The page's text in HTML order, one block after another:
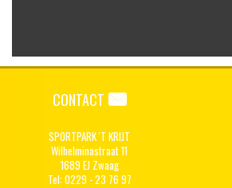
CONTACT
SPORTPARK 'T KRIJT
Wilhelminastraat 11
1689 EJ Zwaag
Tel: 0229 - 23 76 97